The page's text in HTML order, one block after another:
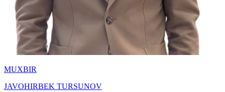
MUXBIR
JAVOHIRBEK TURSUNOV